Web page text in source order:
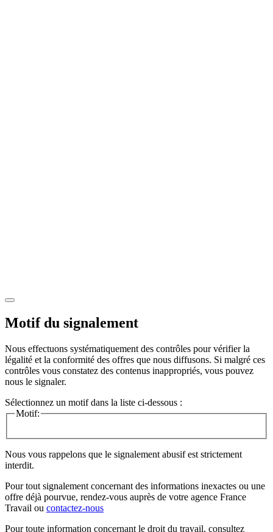
Motif du signalement
Nous effectuons systématiquement des contrôles pour vérifier la
légalité et la conformité des offres que nous diffusons. Si malgré ces
contrôles vous constatez des contenus inappropriés, vous pouvez
nous le signaler.
Sélectionnez un motif dans la liste ci-dessous :
Motif:
Nous vous rappelons que le signalement abusif est strictement
interdit.
Pour tout signalement concernant des informations inexactes ou une
offre déjà pourvue, rendez-vous auprès de votre agence France
Travail ou contactez-nous
Pour toute information concernant le droit du travail, consultez